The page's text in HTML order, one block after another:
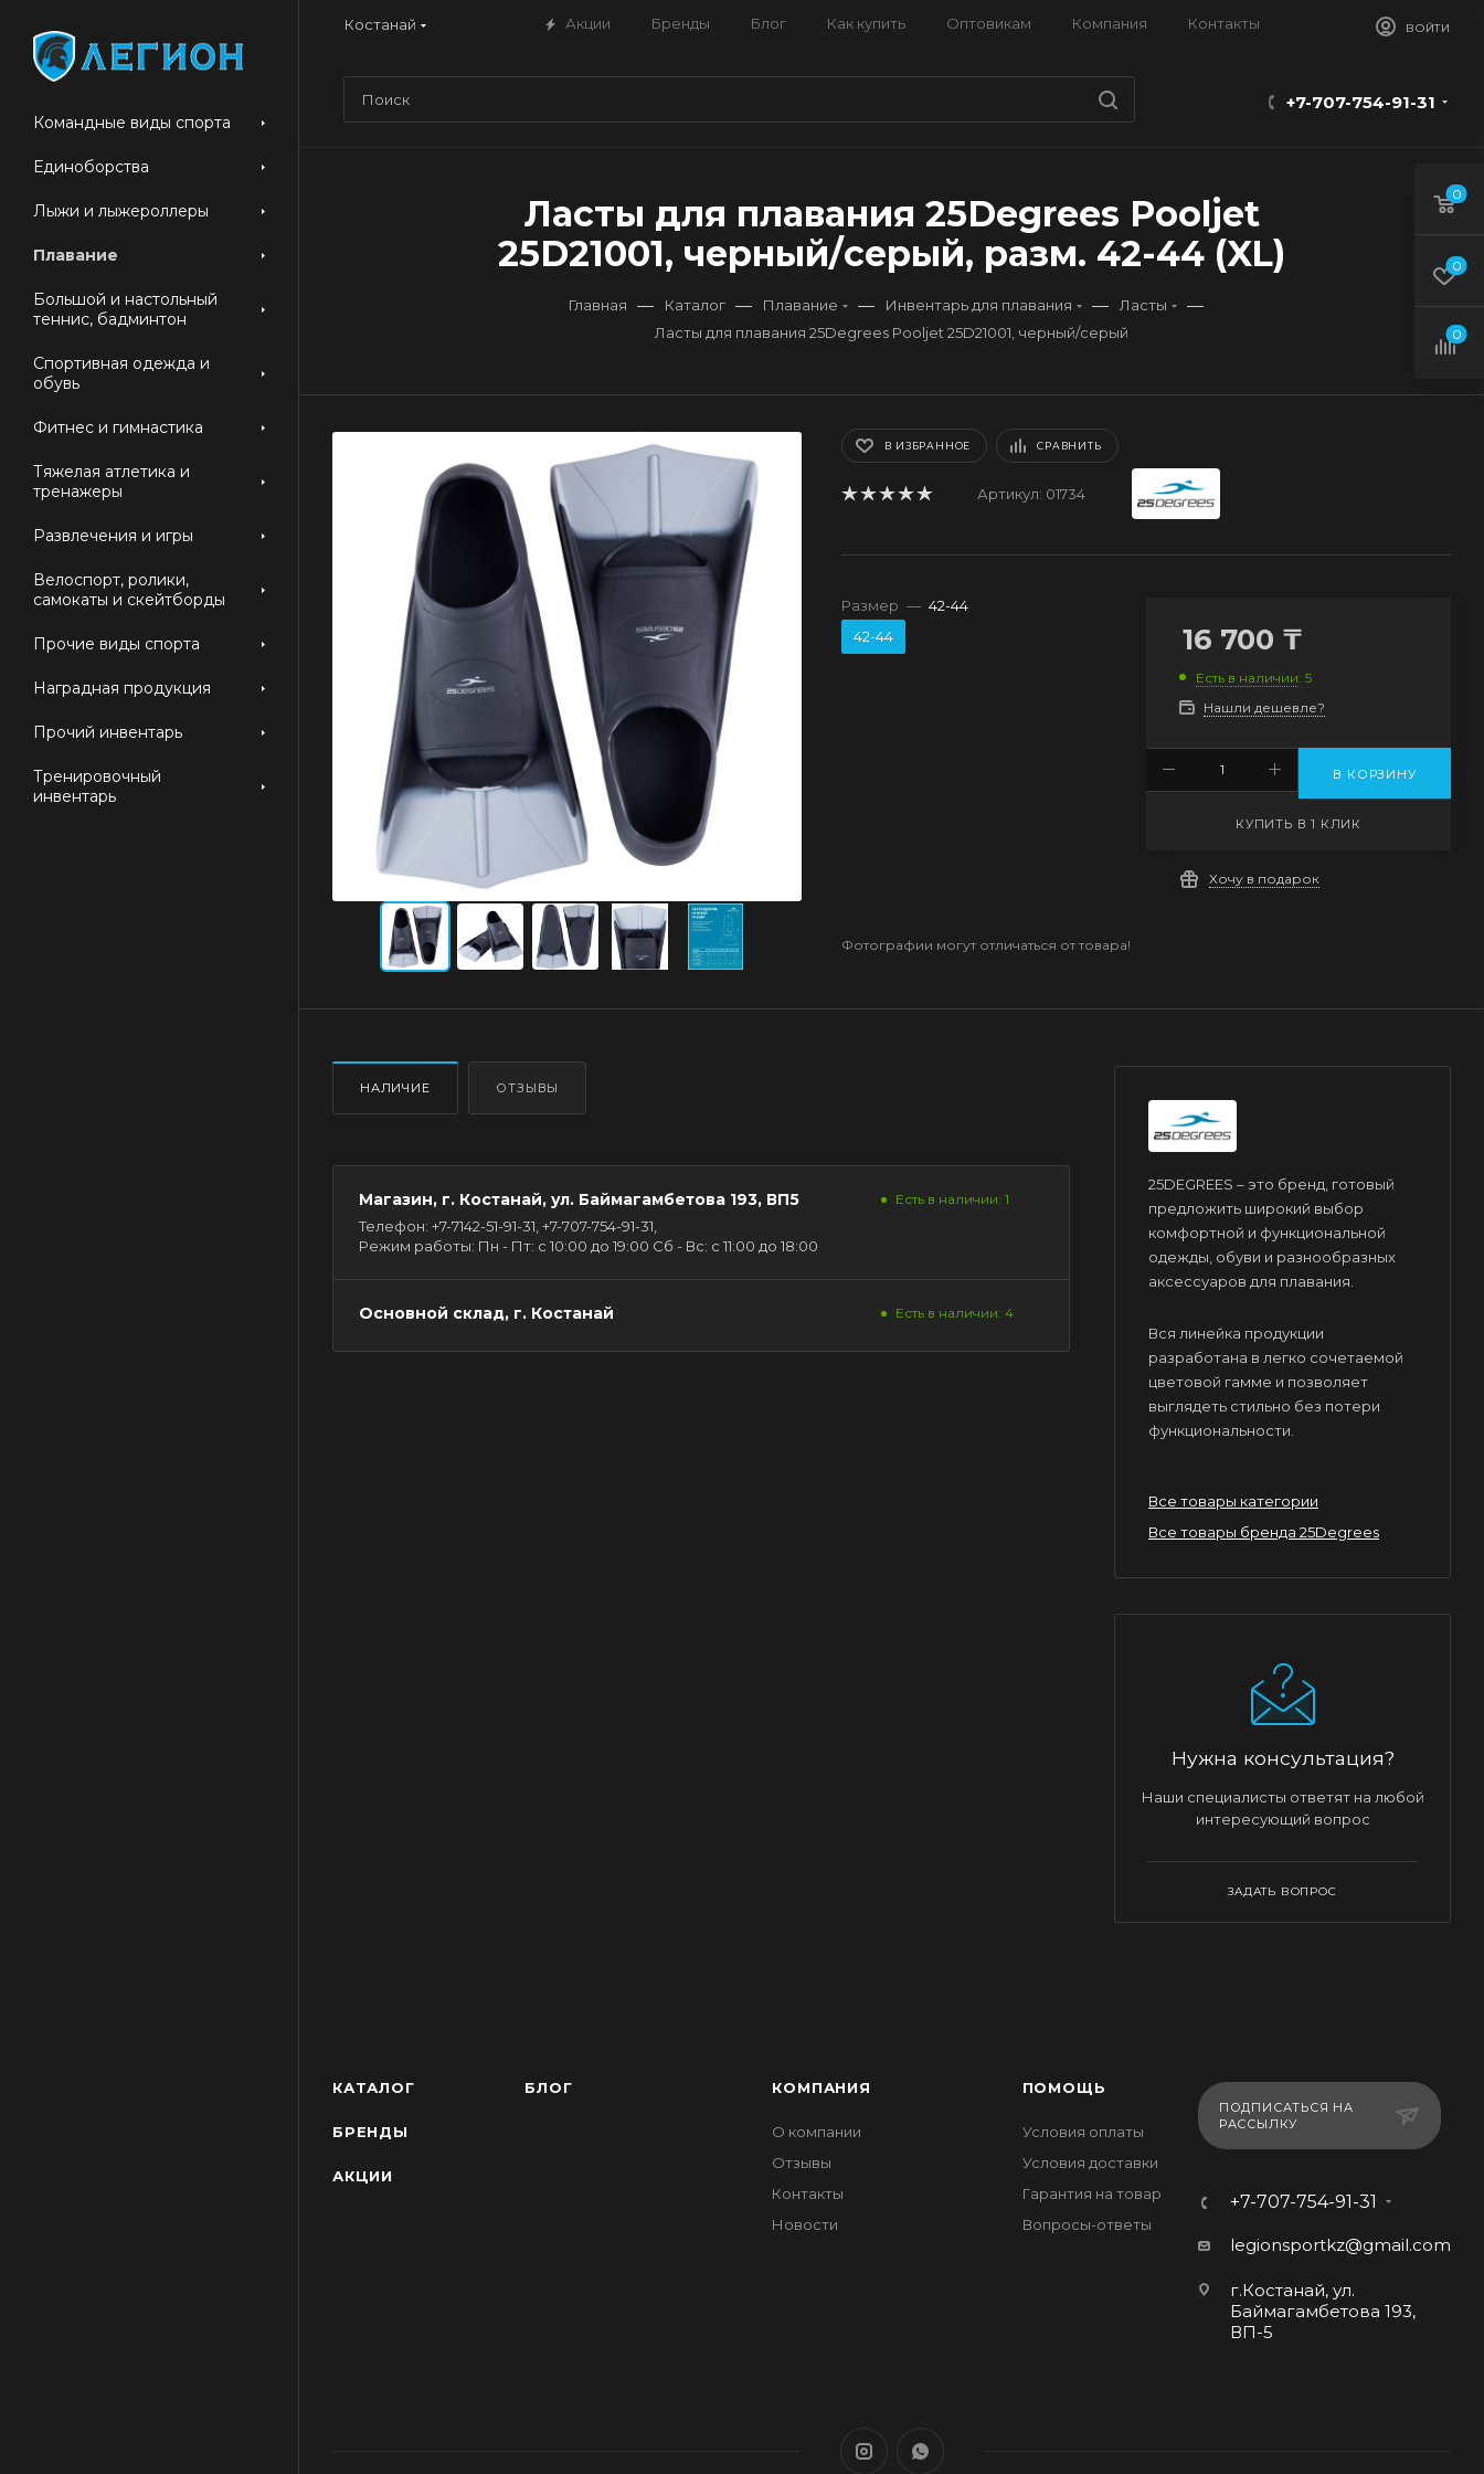
Костанай Акции Бренды Блог Как купить Оптовикам Компания Контакты ВОЙТИ
+7-707-754-91-31
Командные виды спорта
Единоборства
Лыжи и лыжероллеры
Плавание
Большой и настольный
теннис, бадминтон
Спортивная одежда и
обувь
Фитнес и гимнастика
Тяжелая атлетика и
тренажеры
Развлечения и игры
Велоспорт, ролики,
самокаты и скейтборды
Прочие виды спорта
Наградная продукция
Прочий инвентарь
Тренировочный
инвентарь
Ласты для плавания 25Degrees Pooljet
25D21001, черный/серый, разм. 42-44 (XL)
Главная — Каталог — Плавание — Инвентарь для плавания — Ласты —
Ласты для плавания 25Degrees Pooljet 25D21001, черный/серый
В ИЗБРАННОЕ СРАВНИТЬ
Артикул: 01734
Размер — 42-44
42-44
16 700 ₸
Есть в наличии: 5
Нашли дешевле?
В КОРЗИНУ
КУПИТЬ В 1 КЛИК
Хочу в подарок
Фотографии могут отличаться от товара!
НАЛИЧИЕ ОТЗЫВЫ
Магазин, г. Костанай, ул. Баймагамбетова 193, ВП5
Телефон: +7-7142-51-91-31, +7-707-754-91-31,
Режим работы: Пн - Пт: с 10:00 до 19:00 Сб - Вс: с 11:00 до 18:00
Есть в наличии: 1
Основной склад, г. Костанай Есть в наличии: 4
25DEGREES – это бренд, готовый
предложить широкий выбор
комфортной и функциональной
одежды, обуви и разнообразных
аксессуаров для плавания.
Вся линейка продукции
разработана в легко сочетаемой
цветовой гамме и позволяет
выглядеть стильно без потери
функциональности.
Все товары категории
Все товары бренда 25Degrees
Нужна консультация?
Наши специалисты ответят на любой
интересующий вопрос
ЗАДАТЬ ВОПРОС
КАТАЛОГ
БРЕНДЫ
АКЦИИ
БЛОГ КОМПАНИЯ
О компании
Отзывы
Контакты
Новости
ПОМОЩЬ
Условия оплаты
Условия доставки
Гарантия на товар
Вопросы-ответы
ПОДПИСАТЬСЯ НА
РАССЫЛКУ
+7-707-754-91-31
legionsportkz@gmail.com
г.Костанай, ул.
Баймагамбетова 193,
ВП-5
0
0
0